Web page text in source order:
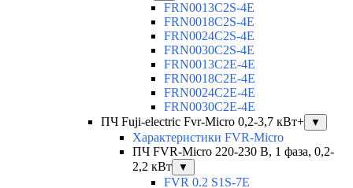
FRN0013C2S-4E
FRN0018C2S-4E
FRN0024C2S-4E
FRN0030C2S-4E
FRN0013C2E-4E
FRN0018C2E-4E
FRN0024C2E-4E
FRN0030C2E-4E
ПЧ Fuji-electric Fvr-Micro 0,2-3,7 кВт+
▼
Характеристики FVR-Micro
ПЧ FVR-Micro 220-230 В, 1 фаза, 0,2-
2,2 кВт
▼
FVR 0.2 S1S-7E